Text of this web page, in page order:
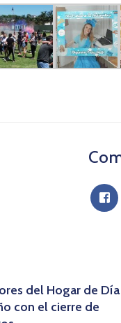
del Hogar de Día
con el cierre de